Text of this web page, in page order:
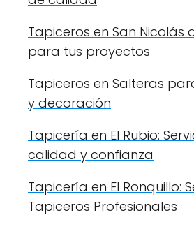
Tapiceros en San Nicolás
para tus proyectos
Tapiceros en Salteras
y decoración
Tapicería en El Rubio:
calidad y confianza
Tapicería en El Ronquillo:
Tapiceros Profesionales